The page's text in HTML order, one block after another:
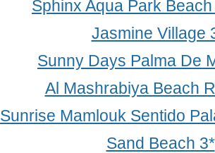
Sphinx Aqua Park
Jasmine Village
Sunny Days Palma De
Al Mashrabiya Beach
Sunrise Mamlouk Sentido
Sand Beach 3*